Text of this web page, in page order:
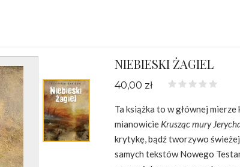
NIEBIESKI ŻAGIEL
40,00 zł
Ta książka to w głównej
mianowicie Krusząc mury
krytykę, bądź tworzywo
samych tekstów Nowego